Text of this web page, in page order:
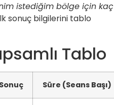
istediğim bölge için kaç
sonuç bilgilerini tablo
Tablo
Süre (Seans Başı)